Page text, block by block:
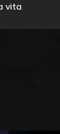
vita